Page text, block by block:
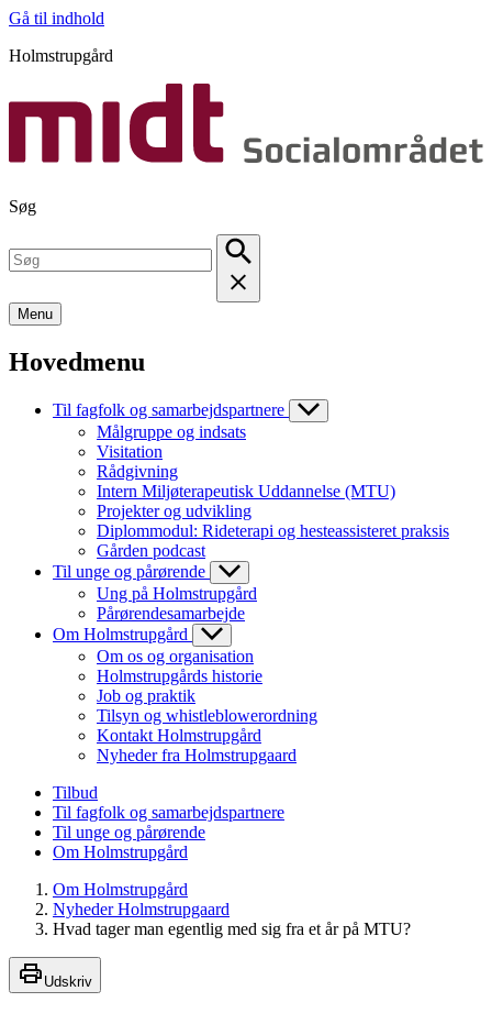
Gå til indhold
Holmstrupgård
Søg
Menu
Hovedmenu
Til fagfolk og samarbejdspartnere
Målgruppe og indsats
Visitation
Rådgivning
Intern Miljøterapeutisk Uddannelse (MTU)
Projekter og udvikling
Diplommodul: Rideterapi og hesteassisteret praksis
Gården podcast
Til unge og pårørende
Ung på Holmstrupgård
Pårørendesamarbejde
Om Holmstrupgård
Om os og organisation
Holmstrupgårds historie
Job og praktik
Tilsyn og whistleblowerordning
Kontakt Holmstrupgård
Nyheder fra Holmstrupgaard
Tilbud
Til fagfolk og samarbejdspartnere
Til unge og pårørende
Om Holmstrupgård
Om Holmstrupgård
Nyheder Holmstrupgaard
Hvad tager man egentlig med sig fra et år på MTU?
Udskriv